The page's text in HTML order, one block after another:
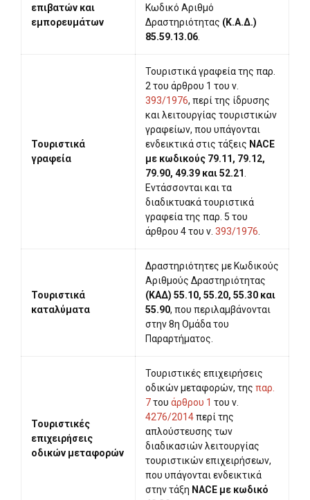
επιβατών και
εμπορευμάτων
Κωδικό Αριθμό
Δραστηριότητας (Κ.Α.Δ.)
85.59.13.06
Τουριστικά
γραφεία
Τουριστικά γραφεία της παρ.
2 του άρθρου 1 του ν.
393/1976, περί της ίδρυσης
και λειτουργίας τουριστικών
γραφείων, που υπάγονται
ενδεικτικά στις τάξεις NACE
με κωδικούς 79.11, 79.12,
79.90, 49.39 και 52.21
Εντάσσονται και τα
διαδικτυακά τουριστικά
γραφεία της παρ. 5 του
άρθρου 4 του ν. 393/1976
Τουριστικά
καταλύματα
Δραστηριότητες με Κωδικούς
Αριθμούς Δραστηριότητας
(ΚΑΔ) 55.10, 55.20, 55.30 και
55.90, που περιλαμβάνονται
στην 8η Ομάδα του
Παραρτήματος.
Τουριστικές
επιχειρήσεις
οδικών μεταφορών
Τουριστικές επιχειρήσεις
οδικών μεταφορών, της παρ.
7του άρθρου 1 του ν.
4276/2014περί της
απλούστευσης των
διαδικασιών λειτουργίας
τουριστικών επιχειρήσεων,
που υπάγονται ενδεικτικά
στην τάξη NACE με κωδικό